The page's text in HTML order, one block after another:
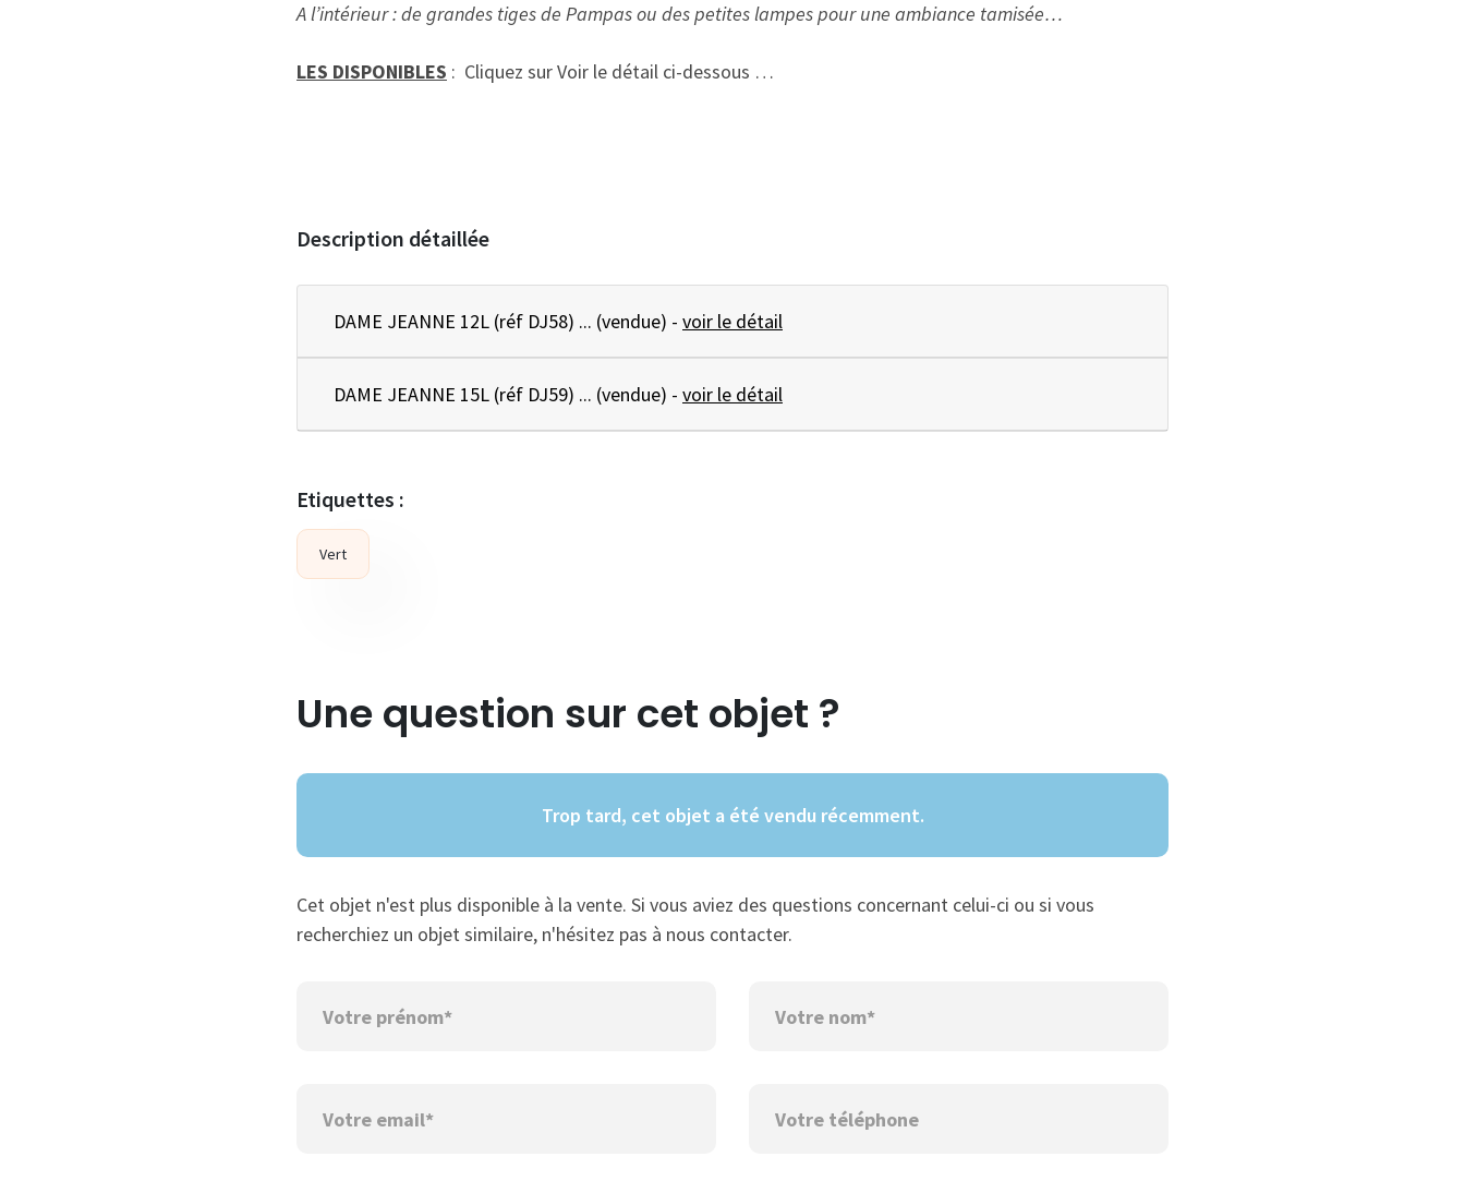
A l’intérieur : de grandes tiges de Pampas ou des petites lampes pour une ambiance tamisée…
LES DISPONIBLES : Cliquez sur Voir le détail ci-dessous …
Description détaillée
DAME JEANNE 12L (réf DJ58) ... (vendue) - voir le détail
DAME JEANNE 15L (réf DJ59) ... (vendue) - voir le détail
Etiquettes :
Vert
Une question sur cet objet ?
Trop tard, cet objet a été vendu récemment.
Cet objet n'est plus disponible à la vente. Si vous aviez des questions concernant celui-ci ou si vous
recherchiez un objet similaire, n'hésitez pas à nous contacter.